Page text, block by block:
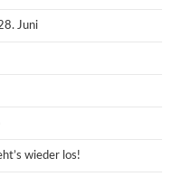
Juni
wieder los!